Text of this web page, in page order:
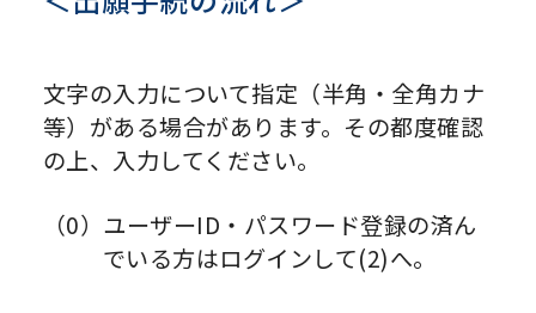
文字の入力について指定（半角・全角カナ
等）がある場合があります。その都度確認
の上、入力してください。
（0）ユーザーID・パスワード登録の済ん
でいる方はログインして(2)へ。